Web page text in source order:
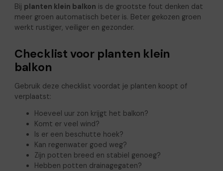
Bij planten klein balkon is de grootste fout denken dat
meer groen automatisch beter is. Beter gekozen groen
werkt rustiger, veiliger en gezonder.
Checklist voor planten klein
balkon
Gebruik deze checklist voordat je planten koopt of
verplaatst:
Hoeveel uur zon krijgt het balkon?
Komt er veel wind?
Is er een beschutte hoek?
Kan regenwater goed weg?
Zijn potten breed en stabiel genoeg?
Hebben potten drainagegaten?